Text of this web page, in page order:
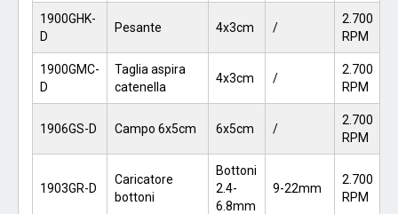
1900GHK-
D
Pesante 4x3cm /
2.700
RPM
1900GMC-
D
Taglia aspira
catenella
4x3cm /
2.700
RPM
1906GS-D Campo 6x5cm 6x5cm /
2.700
RPM
1903GR-D
Caricatore
bottoni
Bottoni
2.4-
6.8mm
9-22mm
2.700
RPM